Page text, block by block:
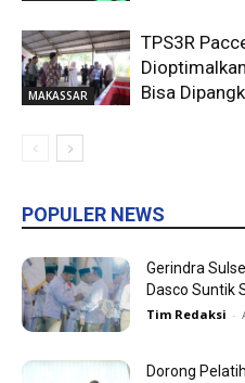
MAKASSAR
TPS3R
Bisa
POPULER NEWS
Gerindra
Dasco Suntik
Tim Redaksi -
Dorong